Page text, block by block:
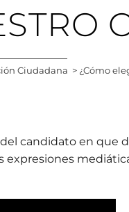
Ciudadana > ¿Cómo
candidato en que